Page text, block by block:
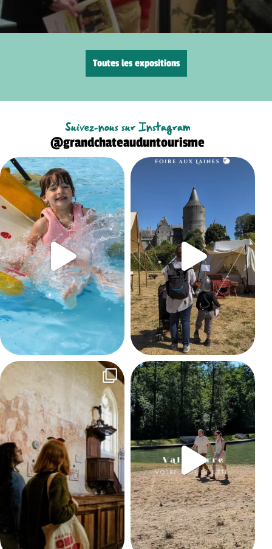
Toutes les expositions
Suivez-nous sur Instagram
@grandchateauduntourisme